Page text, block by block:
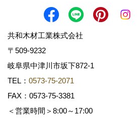
共和木材工業株式会社
〒509-9232
岐阜県中津川市坂下872‐1
TEL： 0573-75-2071
FAX：0573-75-3381
＜営業時間＞8:00～17:00